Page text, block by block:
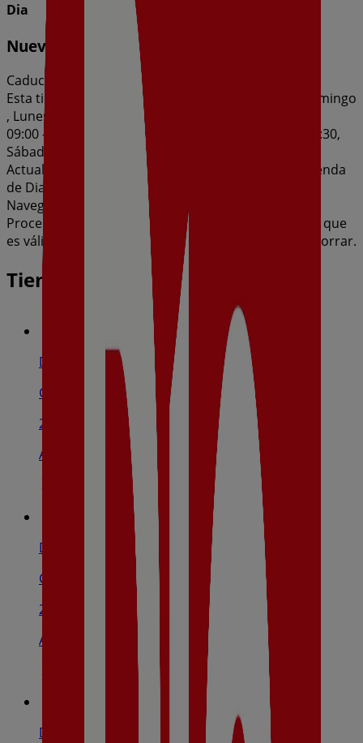
Dia
Nueva Calidad Dia del 05/08 al 11/08
Caduca el 11/8
Esta tienda de Dia tiene los siguientes horarios: Domingo
, Lunes 09:00 - 21:30, Martes 09:00 - 21:30, Miércoles
09:00 - 21:30, Jueves 09:00 - 21:30, Viernes 09:00 - 21:30,
Sábado 09:00 - 21:30
Actualmente hay 1 catálogos disponibles en esta tienda
de Dia.
Navega por el último catálogo de Dia en Calle
Procesiones, 5 Nueva Calidad Dia del 05/08 al 11/08 que
es válido del 5/8/2026 al 11/8/2026 y no pares de ahorrar.
Tiendas más cercanas
Dia
Calle Procesiones, 5, Bargas
260 m
Abierto
Dia
Calle Camino Alto De Bargas, 43, Olías Del Rey
2.3 km
Abierto
Dia